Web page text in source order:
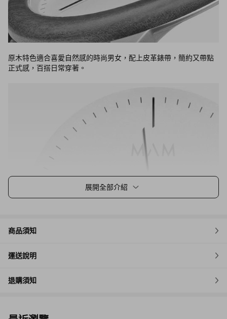
展開全部介紹
原木特色適合喜愛自然感的時尚男女，配上皮革錶帶，簡約又帶點
正式感，百搭日常穿著。
黃金比例劃分錶，尖端斜角切線，體驗分毫不差的精確報時！
商品須知
運送說明
退購須知